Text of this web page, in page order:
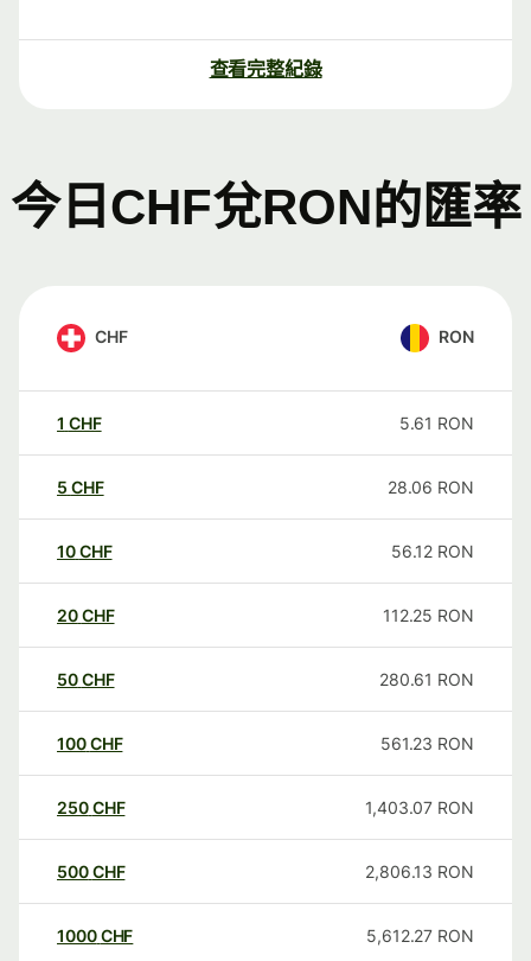
查看完整紀錄
今日CHF兌RON的匯率
CHF RON
1 CHF 5.61 RON
5 CHF 28.06 RON
10CHF 56.12 RON
20CHF 112.25 RON
50CHF 280.61 RON
100CHF 561.23 RON
250CHF 1,403.07 RON
500CHF 2,806.13 RON
1000CHF 5,612.27 RON